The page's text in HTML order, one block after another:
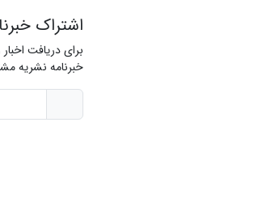
اشتراک
برای دریافت
خبرنامه نشریه